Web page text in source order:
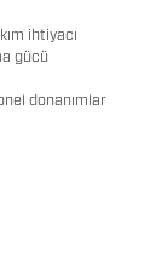
ihtiyacı
gücü
donanımlar